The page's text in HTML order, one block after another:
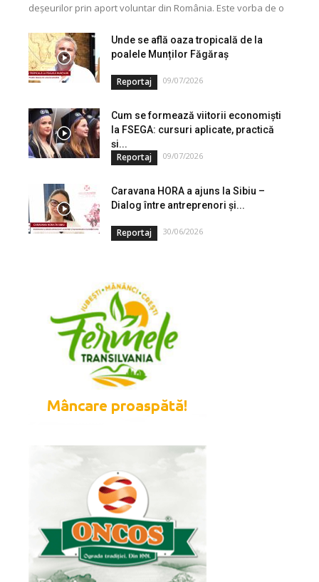
deșeurilor prin aport voluntar din România. Este vorba de o
Unde se află oaza tropicală de la
poalele Munților Făgăraș
Reportaj 09/07/2026
Cum se formează viitorii economiști
la FSEGA: cursuri aplicate, practică
și...
Reportaj 09/07/2026
Caravana HORA a ajuns la Sibiu –
Dialog între antreprenori și...
Reportaj 30/06/2026